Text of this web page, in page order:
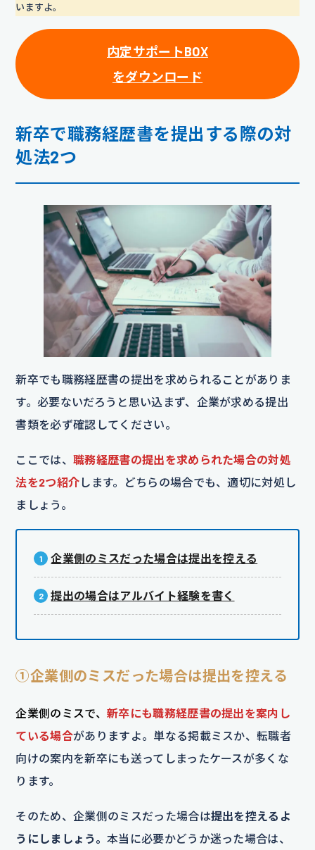
いますよ。
内定サポートBOX
をダウンロード
新卒で職務経歴書を提出する際の対
処法2つ
新卒でも職務経歴書の提出を求められることがありま
す。必要ないだろうと思い込まず、企業が求める提出
書類を必ず確認してください。
ここでは、 職務経歴書の提出を求められた場合の対処
法を2つ紹介 します。どちらの場合でも、適切に対処し
ましょう。
企業側のミスだった場合は提出を控える
提出の場合はアルバイト経験を書く
①企業側のミスだった場合は提出を控える
企業側のミスで、 新卒にも職務経歴書の提出を案内し
ている場合がありますよ。単なる掲載ミスか、転職者
向けの案内を新卒にも送ってしまったケースが多くな
ります。
そのため、企業側のミスだった場合は提出を控えるよ
うにしましょう。 本当に必要かどうか迷った場合は、